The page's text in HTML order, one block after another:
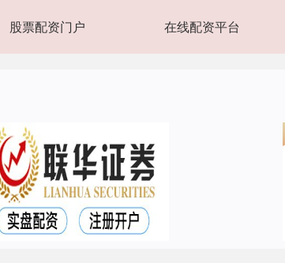
股票配资门户 在线配资平台